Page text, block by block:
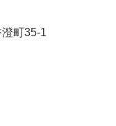
町35-1